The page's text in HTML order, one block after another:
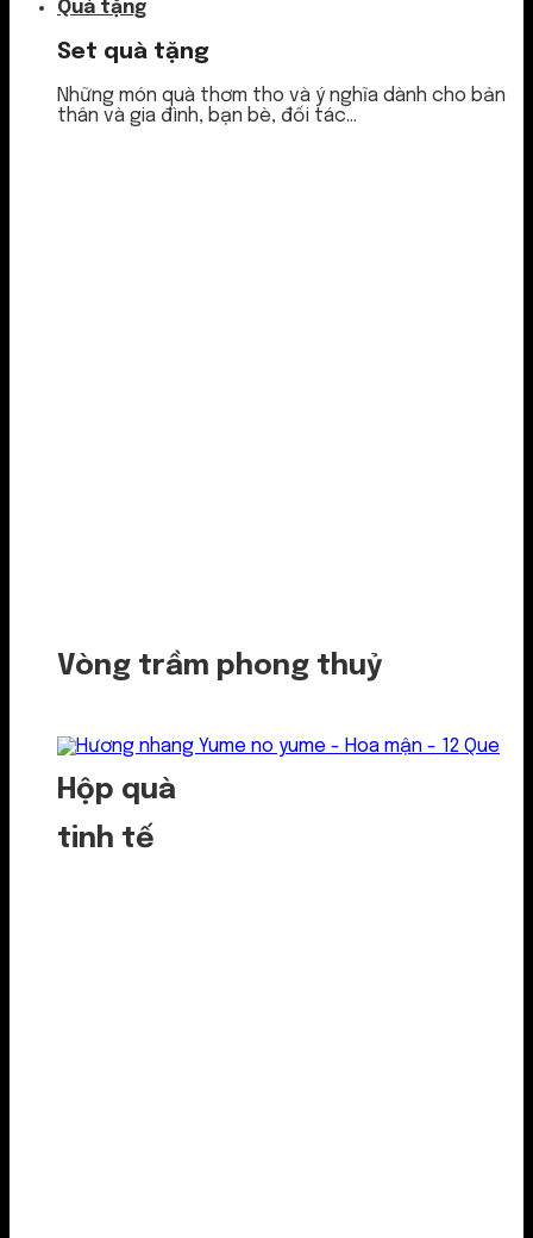
Quà tặng
Set quà tặng
Những món quà thơm tho và ý nghĩa dành cho bản
thân và gia đình, bạn bè, đối tác...
Vòng trầm phong thuỷ
Hộp quà
tinh tế